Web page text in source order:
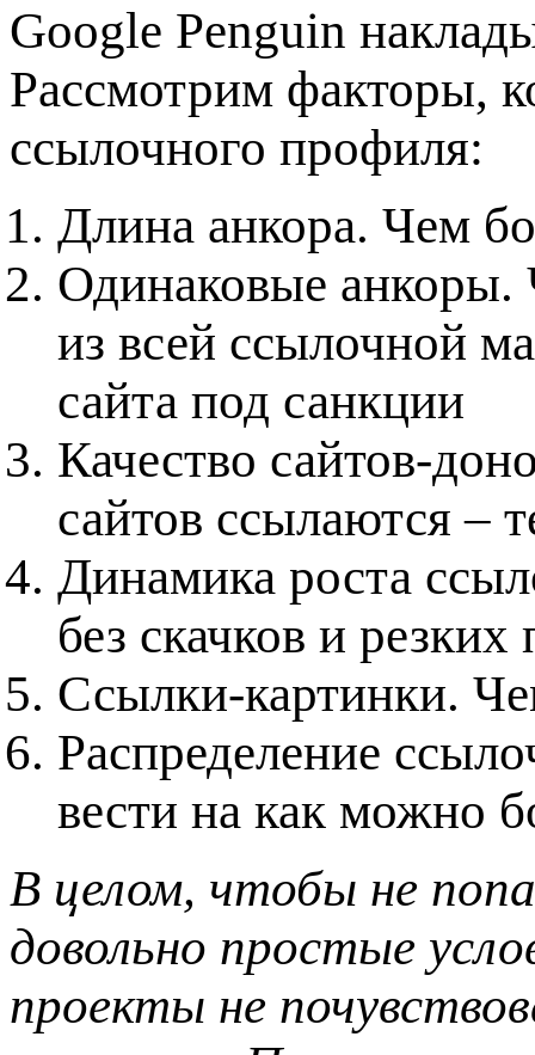
Google Penguin
Рассмотрим факторы,
ссылочного профиля:
Длина анкора. Чем
Одинаковые анкоры.
из всей ссылочной
сайта под санкции
Качество сайтов-
сайтов ссылаются –
Динамика роста
без скачков и резких
Ссылки-картинки.
Распределение
вести на как можно
В целом, чтобы не
довольно простые
проекты не